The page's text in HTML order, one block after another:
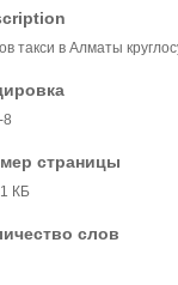
такси в Алматы
8
страницы
КБ
слов